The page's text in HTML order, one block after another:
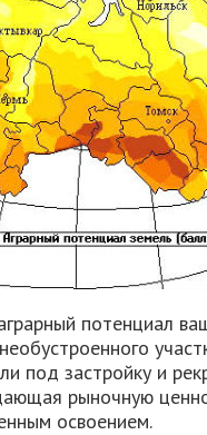
потенциал
под застройку и
рыночную
освоением.